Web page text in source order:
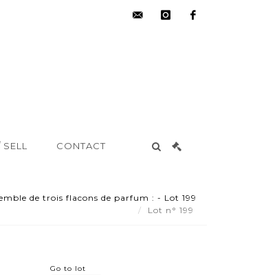
SELL CONTACT
de trois flacons de parfum : - Lot 199
Lot n° 199
Go to lot